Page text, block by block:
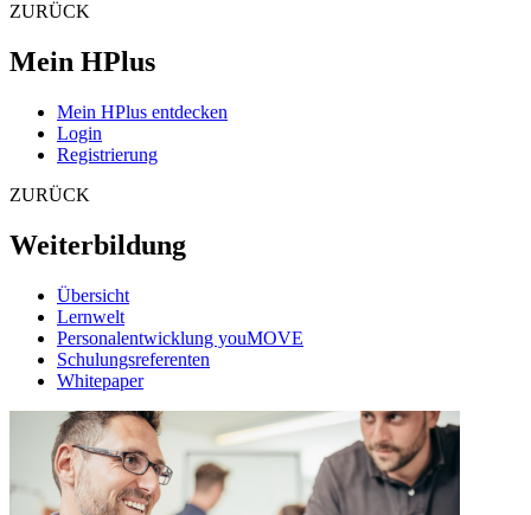
ZURÜCK
Mein HPlus
Mein HPlus entdecken
Login
Registrierung
ZURÜCK
Weiterbildung
Übersicht
Lernwelt
Personalentwicklung youMOVE
Schulungsreferenten
Whitepaper